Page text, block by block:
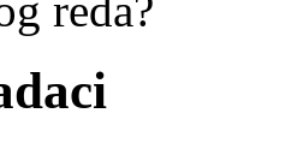
reda?